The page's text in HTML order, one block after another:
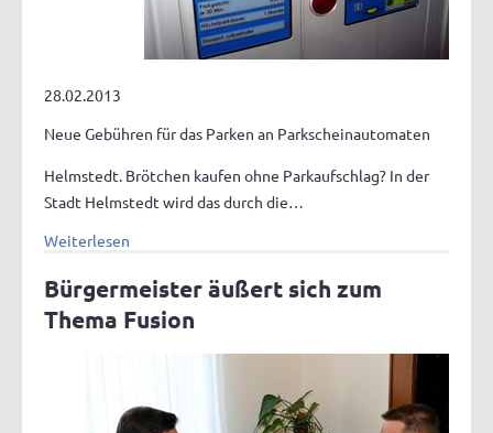
28.02.2013
Neue Gebühren für das Parken an Parkscheinautomaten
Helmstedt. Brötchen kaufen ohne Parkaufschlag? In der
Stadt Helmstedt wird das durch die…
Weiterlesen
Bürgermeister äußert sich zum
Thema Fusion